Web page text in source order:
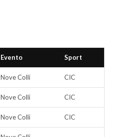
Evento Sport
Nove Colli CIC
Nove Colli CIC
Nove Colli CIC